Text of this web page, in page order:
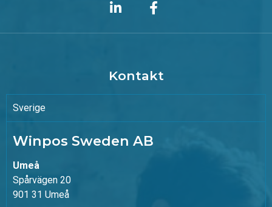
Kontakt
Sverige
Winpos Sweden AB
Umeå
Spårvägen 20
901 31 Umeå